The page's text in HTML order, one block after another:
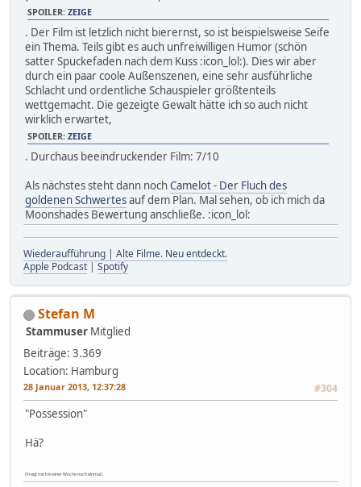
SPOILER: ZEIGE
. Der Film ist letzlich nicht bierernst, so ist beispielsweise Seife
ein Thema. Teils gibt es auch unfreiwilligen Humor (schön
satter Spuckefaden nach dem Kuss :icon_lol:). Dies wir aber
durch ein paar coole Außenszenen, eine sehr ausführliche
Schlacht und ordentliche Schauspieler größtenteils
wettgemacht. Die gezeigte Gewalt hätte ich so auch nicht
wirklich erwartet,
SPOILER: ZEIGE
. Durchaus beeindruckender Film: 7/10
Als nächstes steht dann nochCamelot - Der Fluch des
goldenen Schwertesauf dem Plan. Mal sehen, ob ich mich da
Moonshades Bewertung anschließe. :icon_lol:
Wiederaufführung | Alte Filme. Neu entdeckt.
Apple Podcast | Spotify
Stefan M
Stammuser Mitglied
Beiträge: 3.369
Location: Hamburg
28 Januar 2013, 12:37:28 #304
"Possession"
Hä?
(Fragt mich in einer Woche noch einmal.)